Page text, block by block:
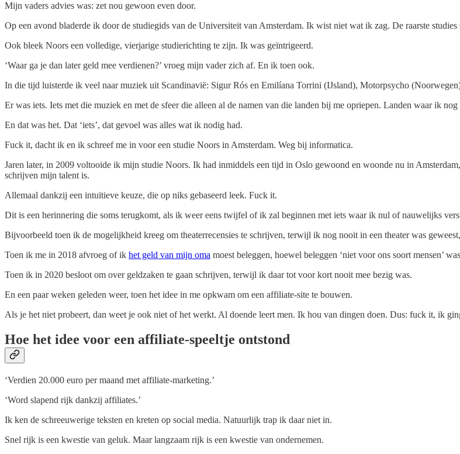
Mijn vaders advies was: zet nou gewoon even door.
Op een avond bladerde ik door de studiegids van de Universiteit van Amsterdam. Ik wist niet wat ik zag. De raarste
Ook bleek Noors een volledige, vierjarige studierichting te zijn. Ik was geïntrigeerd.
‘Waar ga je dan later geld mee verdienen?’ vroeg mijn vader zich af. En ik toen ook.
In die tijd luisterde ik veel naar muziek uit Scandinavië: Sigur Rós en Emilíana Torrini (IJsland), Motorpsycho
Er was iets. Iets met die muziek en met de sfeer die alleen al de namen van die landen bij me opriepen. Landen waar ik
En dat was het. Dat ‘iets’, dat gevoel was alles wat ik nodig had.
Fuck it, dacht ik en ik schreef me in voor een studie Noors in Amsterdam. Weg bij informatica.
Jaren later, in 2009 voltooide ik mijn studie Noors. Ik had inmiddels een tijd in Oslo gewoond en woonde nu in
schrijven mijn talent is.
Allemaal dankzij een intuïtieve keuze, die op niks gebaseerd leek. Fuck it.
Dit is een herinnering die soms terugkomt, als ik weer eens twijfel of ik zal beginnen met iets waar ik nul of nauwelijks
Bijvoorbeeld toen ik de mogelijkheid kreeg om theaterrecensies te schrijven, terwijl ik nog nooit in een theater was
Toen ik me in 2018 afvroeg of ik het geld van mijn oma moest beleggen, hoewel beleggen ‘niet voor ons soort mensen’
Toen ik in 2020 besloot om over geldzaken te gaan schrijven, terwijl ik daar tot voor kort nooit mee bezig was.
En een paar weken geleden weer, toen het idee in me opkwam om een affiliate-site te bouwen.
Als je het niet probeert, dan weet je ook niet of het werkt. Al doende leert men. Ik hou van dingen doen. Dus: fuck it, ik
Hoe het idee voor een affiliate-speeltje ontstond
‘Verdien 20.000 euro per maand met affiliate-marketing.’
‘Word slapend rijk dankzij affiliates.’
Ik ken de schreeuwerige teksten en kreten op social media. Natuurlijk trap ik daar niet in.
Snel rijk is een kwestie van geluk. Maar langzaam rijk is een kwestie van ondernemen.